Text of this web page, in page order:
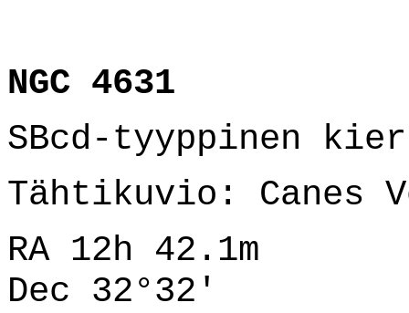
NGC 4631
SBcd-tyyppinen
Tähtikuvio: Canes
RA 12h 42.1m
Dec 32°32'